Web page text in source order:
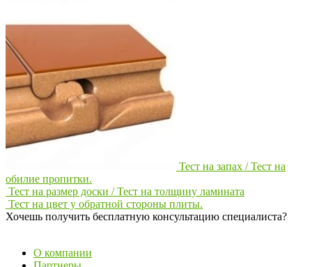
Тест на запах / Тест на
обилие пропитки.
Тест на размер доски / Тест на толщину ламината
Тест на цвет у обратной стороны плиты.
Хочешь получить бесплатную консультацию специалиста?
О компании